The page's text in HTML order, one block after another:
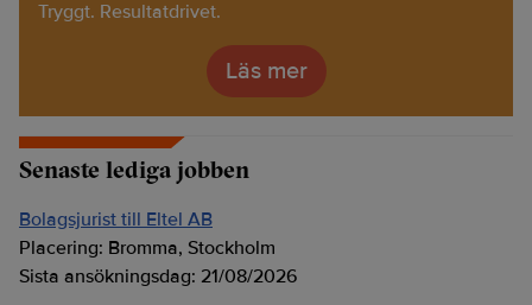
Tryggt. Resultatdrivet.
Läs mer
Senaste lediga jobben
Bolagsjurist till Eltel AB
Placering: Bromma, Stockholm
Sista ansökningsdag: 21/08/2026